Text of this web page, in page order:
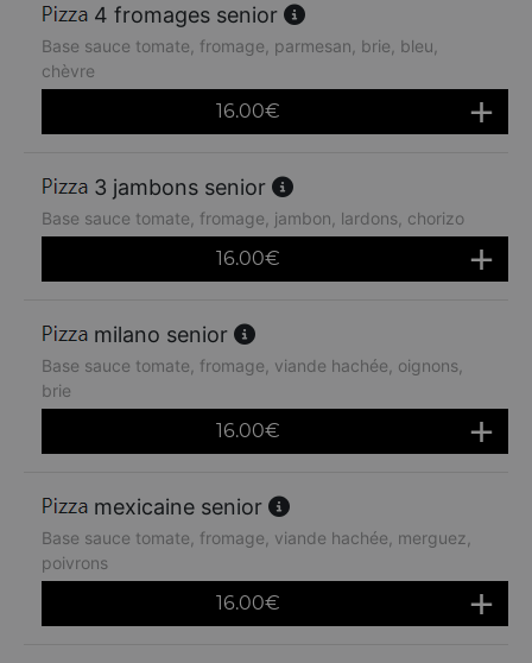
4 fromages senior
Base sauce tomate, fromage, parmesan, brie, bleu,
chèvre
16.00€
3 jambons senior
Base sauce tomate, fromage, jambon, lardons, chorizo
16.00€
milano senior
Base sauce tomate, fromage, viande hachée, oignons,
brie
16.00€
mexicaine senior
Base sauce tomate, fromage, viande hachée, merguez,
poivrons
16.00€